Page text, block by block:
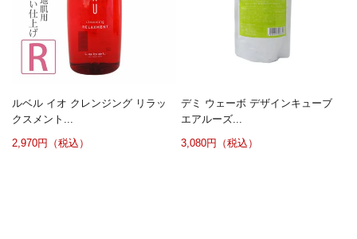
ルベル イオ クレンジング リラッ
クスメント...
2,970円（税込）
デミ ウェーボ デザインキューブ
エアルーズ...
3,080円（税込）